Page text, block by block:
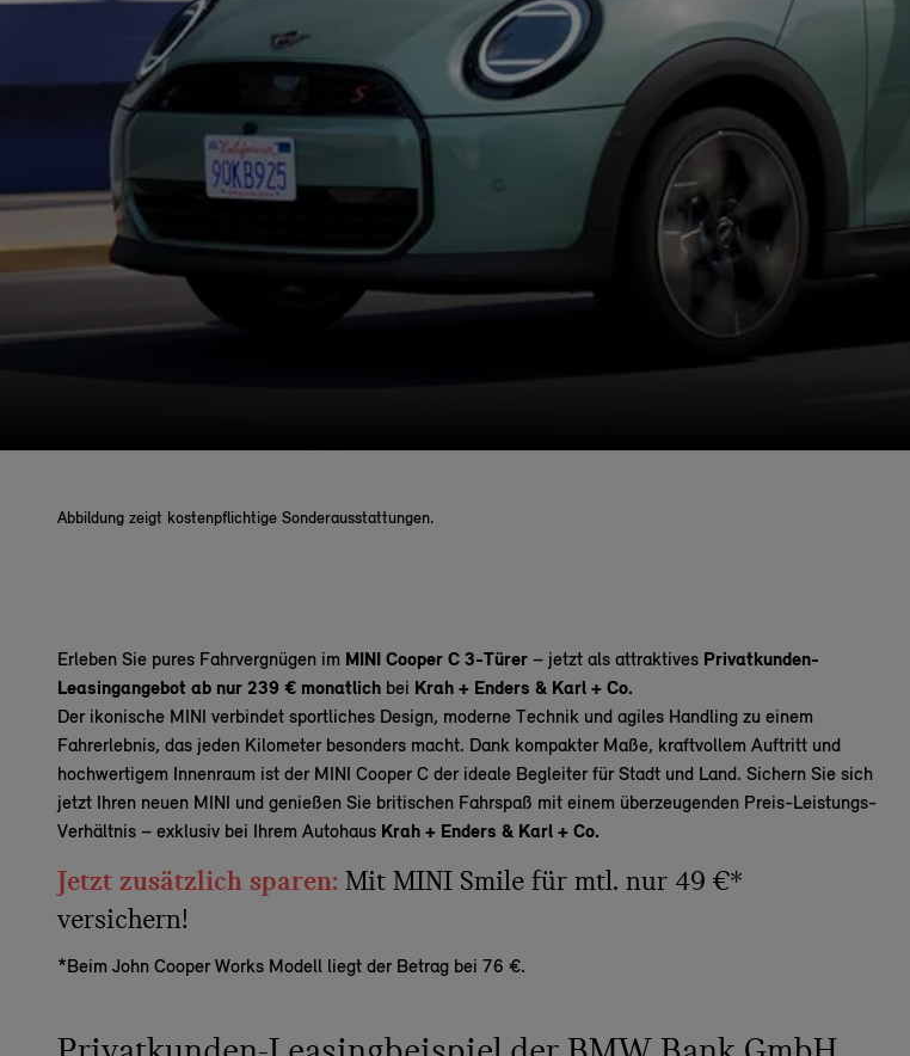
Abbildung zeigt kostenpflichtige Sonderausstattungen.
Erleben Sie pures Fahrvergnügen im MINI Cooper C 3-Türer – jetzt als attraktives Privatkunden-
Leasingangebot ab nur 239 € monatlich bei Krah + Enders & Karl + Co.
Der ikonische MINI verbindet sportliches Design, moderne Technik und agiles Handling zu einem
Fahrerlebnis, das jeden Kilometer besonders macht. Dank kompakter Maße, kraftvollem Auftritt und
hochwertigem Innenraum ist der MINI Cooper C der ideale Begleiter für Stadt und Land. Sichern Sie sich
jetzt Ihren neuen MINI und genießen Sie britischen Fahrspaß mit einem überzeugenden Preis-Leistungs-
Verhältnis – exklusiv bei Ihrem Autohaus Krah + Enders & Karl + Co.
Jetzt zusätzlich sparen: Mit MINI Smile für mtl. nur 49 €*
versichern!
*Beim John Cooper Works Modell liegt der Betrag bei 76 €.